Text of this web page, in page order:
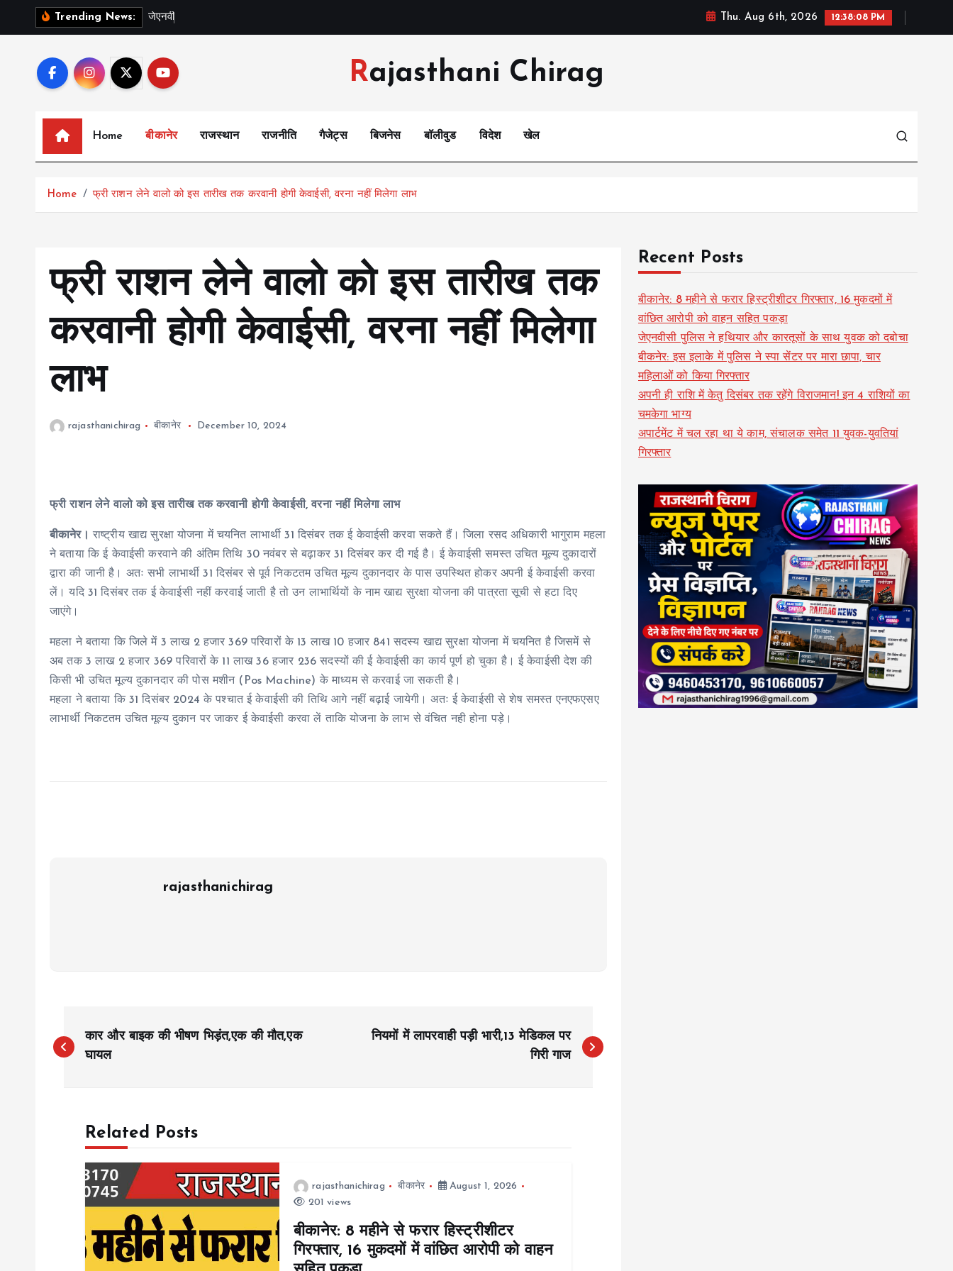
Trending News: जएनव Thu. Aug 6th, 2026 12:38:09 PM
Rajasthani Chirag
Home बीकानेर राजस्थान राजनीति गैजेट्स बिजनेस बॉलीवुड विदेश खेल
Home फ्री राशन लेने वालो को इस तारीख तक करवानी होगी केवाईसी, वरना नहीं मिलेगा लाभ
फ्री राशन लेने वालो को इस तारीख तक
करवानी होगी केवाईसी, वरना नहीं मिलेगा
लाभ
rajasthanichirag बीकानेर December 10, 2024
फ्री राशन लेने वालो को इस तारीख तक करवानी होगी केवाईसी, वरना नहीं मिलेगा लाभ
बीकानेर।
राष्ट्रीय खाद्य सुरक्षा योजना में चयनित लाभार्थी 31 दिसंबर तक ई केवाईसी करवा सकते हैं। जिला रसद अधिकारी भागुराम महला
ने बताया कि ई केवाईसी करवाने की अंतिम तिथि 30 नवंबर से बढ़ाकर 31 दिसंबर कर दी गई है। ई केवाईसी समस्त उचित मूल्य दुकादारों
द्वारा की जानी है। अतः सभी लाभार्थी 31 दिसंबर से पूर्व निकटतम उचित मूल्य दुकानदार के पास उपस्थित होकर अपनी ई केवाईसी करवा
लें। यदि 31 दिसंबर तक ई केवाईसी नहीं करवाई जाती है तो उन लाभार्थियों के नाम खाद्य सुरक्षा योजना की पात्रता सूची से हटा दिए
जाएंगे।
महला ने बताया कि जिले में 3 लाख 2 हजार 369 परिवारों के 13 लाख 10 हजार 841 सदस्य खाद्य सुरक्षा योजना में चयनित है जिसमें से
अब तक 3 लाख 2 हजार 369 परिवारों के 11 लाख 36 हजार 236 सदस्यों की ई केवाईसी का कार्य पूर्ण हो चुका है। ई केवाईसी देश की
किसी भी उचित मूल्य दुकानदार की पोस मशीन (Pos Machine) के माध्यम से करवाई जा सकती है।
महला ने बताया कि 31 दिसंबर 2024 के पश्चात ई केवाईसी की तिथि आगे नहीं बढ़ाई जायेगी। अतः ई केवाईसी से शेष समस्त एनएफएसए
लाभार्थी निकटतम उचित मूल्य दुकान पर जाकर ई केवाईसी करवा लें ताकि योजना के लाभ से वंचित नही होना पड़े।
rajasthanichirag
o
कार और बाइक की भीषण भिड़ंत,एक की मौत,एक
घायल
नियमों में लापरवाही पड़ी भारी,13 मेडिकल पर
गिरी गाज
Related Posts
rajasthanichirag बीकानेर
August 1, 2026
201 views
बीकानेर: 8 महीने से फरार हिस्ट्रीशीटर
गिरफ्तार, 16 मुकदमों में वांछित आरोपी को वाहन
Recent Posts
बीकानेर: 8 महीने से फरार हिस्ट्रीशीटर गिरफ्तार, 16 मुकदमों में
वांछित आरोपी को वाहन सहित पकड़ा
जेएनवीसी पुलिस ने हथियार और कारतूसों के साथ युवक को दबोचा
बीकनेर: इस इलाके में पुलिस ने स्पा सेंटर पर मारा छापा, चार
महिलाओं को किया गिरफ्तार
अपनी ही राशि में केतु दिसंबर तक रहेंगे विराजमान! इन 4 राशियों का
चमकेगा भाग्य
अपार्टमेंट में चल रहा था ये काम, संचालक समेत 11 युवक-युवतियां
गिरफ्तार